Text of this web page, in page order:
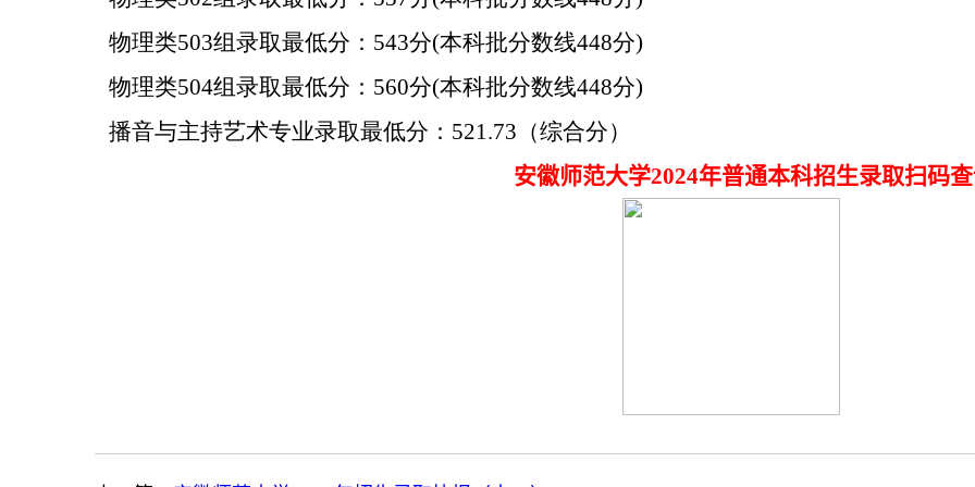
物理类503组录取最低分：543分(本科批分数线448分)
物理类504组录取最低分：560分(本科批分数线448分)
播音与主持艺术专业录取最低分：521.73（综合分）
安徽师范大学2024年普通本科招生录取扫码